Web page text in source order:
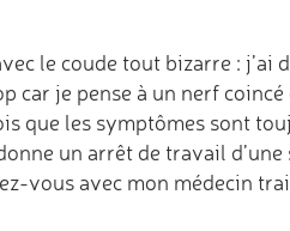
le coude tout bizarre : j’ai
car je pense à un nerf coincé
que les symptômes sont
un arrêt de travail d’une
vous avec mon médecin